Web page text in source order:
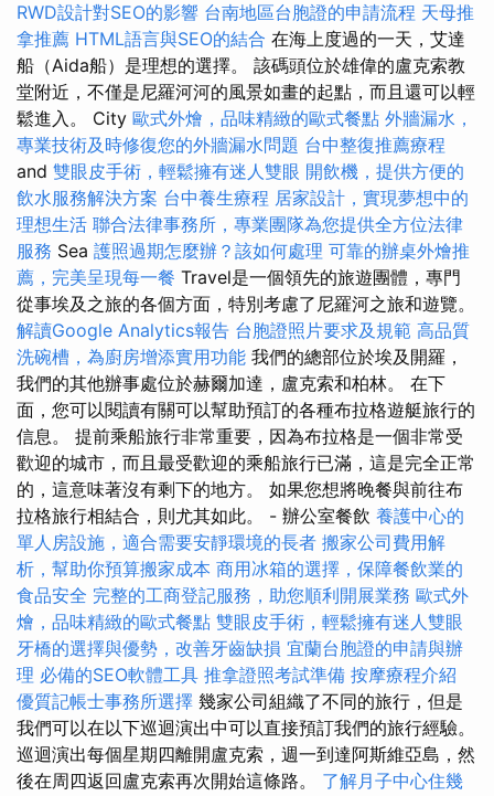
RWD設計對SEO的影響 台南地區台胞證的申請流程 天母推
拿推薦 HTML語言與SEO的結合 在海上度過的一天，艾達
船（Aida船）是理想的選擇。 該碼頭位於雄偉的盧克索教
堂附近，不僅是尼羅河河的風景如畫的起點，而且還可以輕
鬆進入。 City 歐式外燴，品味精緻的歐式餐點 外牆漏水，
專業技術及時修復您的外牆漏水問題 台中整復推薦療程
and 雙眼皮手術，輕鬆擁有迷人雙眼 開飲機，提供方便的
飲水服務解決方案 台中養生療程 居家設計，實現夢想中的
理想生活 聯合法律事務所，專業團隊為您提供全方位法律
服務 Sea 護照過期怎麼辦？該如何處理 可靠的辦桌外燴推
薦，完美呈現每一餐 Travel是一個領先的旅遊團體，專門
從事埃及之旅的各個方面，特別考慮了尼羅河之旅和遊覽。
解讀Google Analytics報告 台胞證照片要求及規範 高品質
洗碗槽，為廚房增添實用功能 我們的總部位於埃及開羅，
我們的其他辦事處位於赫爾加達，盧克索和柏林。 在下
面，您可以閱讀有關可以幫助預訂的各種布拉格遊艇旅行的
信息。 提前乘船旅行非常重要，因為布拉格是一個非常受
歡迎的城市，而且最受歡迎的乘船旅行已滿，這是完全正常
的，這意味著沒有剩下的地方。 如果您想將晚餐與前往布
拉格旅行相結合，則尤其如此。 - 辦公室餐飲 養護中心的
單人房設施，適合需要安靜環境的長者 搬家公司費用解
析，幫助你預算搬家成本 商用冰箱的選擇，保障餐飲業的
食品安全 完整的工商登記服務，助您順利開展業務 歐式外
燴，品味精緻的歐式餐點 雙眼皮手術，輕鬆擁有迷人雙眼
牙橋的選擇與優勢，改善牙齒缺損 宜蘭台胞證的申請與辦
理 必備的SEO軟體工具 推拿證照考試準備 按摩療程介紹
優質記帳士事務所選擇 幾家公司組織了不同的旅行，但是
我們可以在以下巡迴演出中可以直接預訂我們的旅行經驗。
巡迴演出每個星期四離開盧克索，週一到達阿斯維亞島，然
後在周四返回盧克索再次開始這條路。 了解月子中心住幾